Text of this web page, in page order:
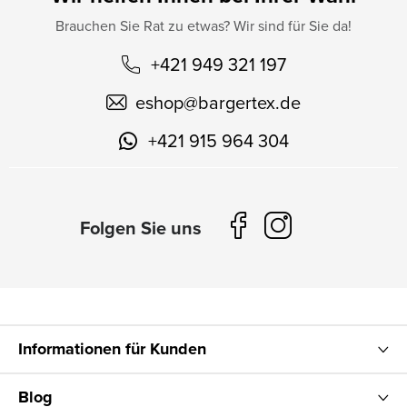
Brauchen Sie Rat zu etwas? Wir sind für Sie da!
+421 949 321 197
eshop@bargertex.de
+421 915 964 304
Informationen für Kunden
Blog